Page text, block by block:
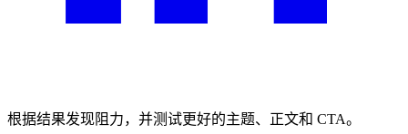
根据结果发现阻力，并测试更好的主题、正文和 CTA。